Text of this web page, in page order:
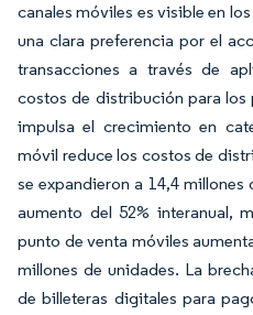
canales móviles es visible en
una clara preferencia por el
transacciones a través de
costos de distribución para los
impulsa el crecimiento en
móvil reduce los costos de
se expandieron a 14,4
aumento del 52% interanual,
punto de venta móviles
millones de unidades. La
de billeteras digitales para